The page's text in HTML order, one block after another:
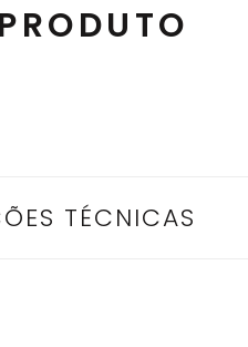
PRODUTO
TÉCNICAS